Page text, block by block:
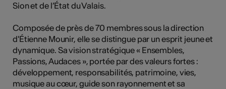
Sion et de l’État du Valais.
Composée de près de 70 membres sous la direction
d'Étienne Mounir, elle se distingue par un esprit jeune et
dynamique. Sa vision stratégique « Ensembles,
Passions, Audaces », portée par des valeurs fortes :
développement, responsabilités, patrimoine, vies,
musique au cœur, guide son rayonnement et sa